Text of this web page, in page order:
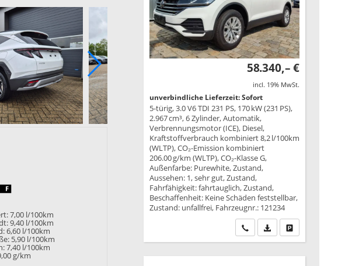
7,00 l/100km
9,40 l/100km
6,60 l/100km
5,90 l/100km
7,40 l/100km
g/km
58.340,– €
incl. 19% MwSt.
unverbindliche Lieferzeit: Sofort
5-türig, 3.0 V6 TDI 231 PS, 170 kW (231 PS),
2.967 cm³, 6 Zylinder, Automatik,
Verbrennungsmotor (ICE), Diesel,
Kraftstoffverbrauch kombiniert 8,2 l/100km
(WLTP), CO₂-Emission kombiniert
206.00 g/km (WLTP), CO₂-Klasse G,
Außenfarbe: Purewhite, Zustand,
Aussehen: 1, sehr gut, Zustand,
Fahrfähigkeit: fahrtauglich, Zustand,
Beschaffenheit: Keine Schäden feststellbar,
Zustand: unfallfrei, Fahrzeugnr.: 121234
Wir rufen Sie an
PDF-Datei,Drucken,